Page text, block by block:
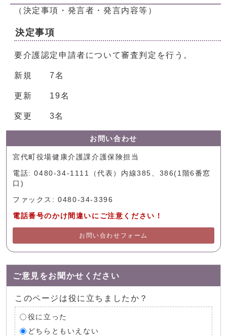
（決定事項・発言者・発言内容等）
決定事項
要介護認定申請者について審査判定を行う。
新規 7名
更新 19名
変更 3名
お問い合わせ
宮代町役場健康介護課介護保険担当
電話: 0480-34-1111（代表）内線385、386(1階6番窓
口)
ファックス: 0480-34-3396
電話番号のかけ間違いにご注意ください！
お問い合わせフォーム
ご意見をお聞かせください
このページは役に立ちましたか？
役に立った
どちらともいえない